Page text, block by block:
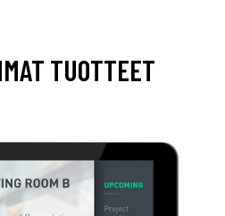
TUOTTEET